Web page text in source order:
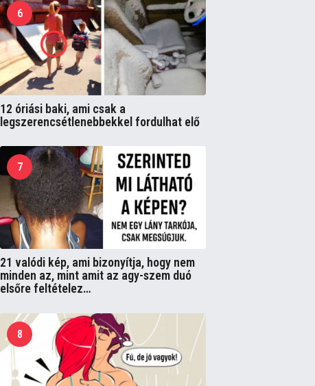
6
12 óriási baki, ami csak a
legszerencsétlenebbekkel fordulhat elő
7
21 valódi kép, ami bizonyítja, hogy nem
minden az, mint amit az agy-szem duó
elsőre feltételez…
8